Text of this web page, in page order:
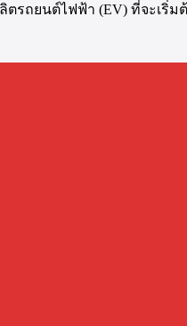
รถยนต์ไฟฟ้า (EV) ที่จะเริ่ม